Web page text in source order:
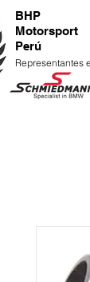
BHP
Motorsport
Perú
Representantes